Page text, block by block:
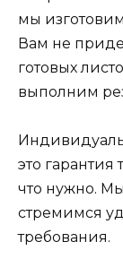
мы
Вам не
готовых
выполним
это гарантия
что нужно.
стремимся
требования.